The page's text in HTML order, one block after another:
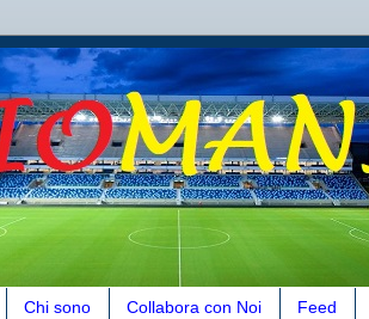
Chi sono Collabora con Noi Feed